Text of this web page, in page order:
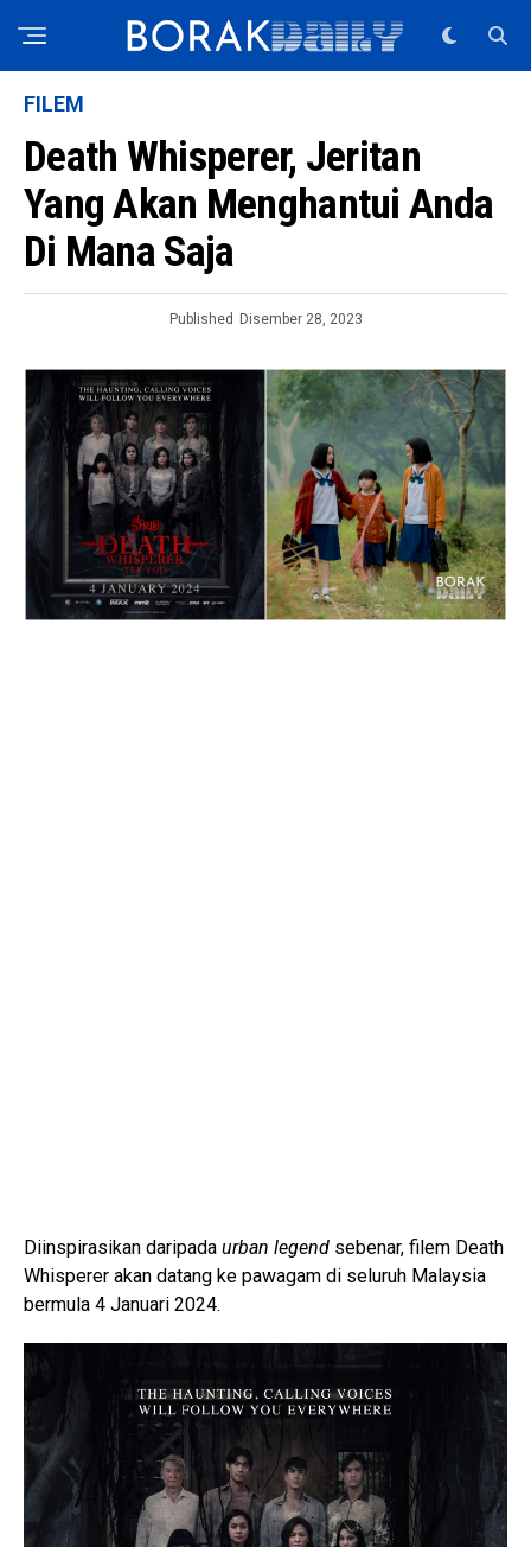
FILEM
Death Whisperer, Jeritan
Yang Akan Menghantui Anda
Di Mana Saja
Published Disember 28, 2023
Diinspirasikan daripada urban legend sebenar, filem Death
Whisperer akan datang ke pawagam di seluruh Malaysia
bermula 4 Januari 2024.